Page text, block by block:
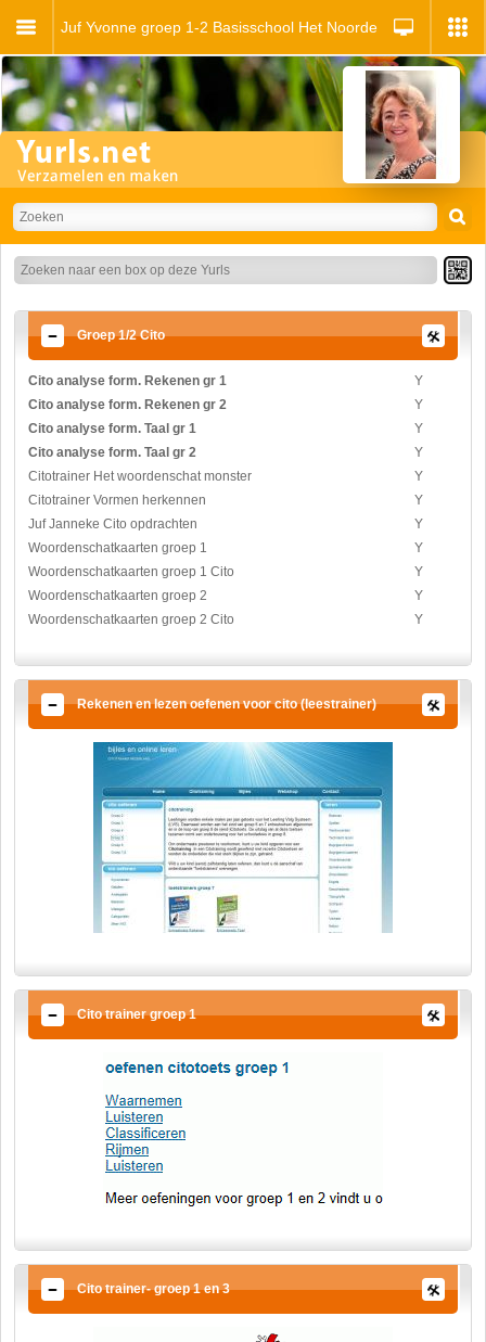
Juf Yvonne groep 1-2 Basisschool Het Noorderlicht
Groep 1/2 Cito
Cito analyse form. Rekenen gr 1
Y
Cito analyse form. Rekenen gr 2
Y
Cito analyse form. Taal gr 1
Y
Cito analyse form. Taal gr 2
Y
Citotrainer Het woordenschat monster
Y
Citotrainer Vormen herkennen
Y
Juf Janneke Cito opdrachten
Y
Woordenschatkaarten groep 1
Y
Woordenschatkaarten groep 1 Cito
Y
Woordenschatkaarten groep 2
Y
Woordenschatkaarten groep 2 Cito
Y
Rekenen en lezen oefenen voor cito (leestrainer)
Cito trainer groep 1
Cito trainer- groep 1 en 3